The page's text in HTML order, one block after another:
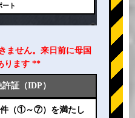
ート
ません。来日前に母国
ります **
証（IDP）
件（①～⑦）を満たし